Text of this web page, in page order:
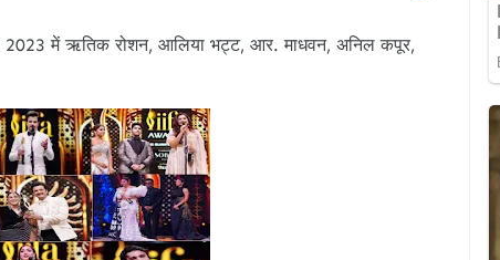
2023 में ऋतिक रोशन, आलिया भट्ट, आर. माधवन, अनिल कपूर,